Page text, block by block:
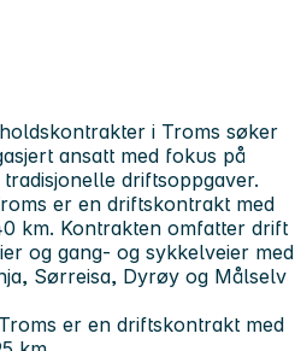
i Troms søker
ansatt med fokus på
driftsoppgaver.
er en driftskontrakt med
km. Kontrakten omfatter drift
og gang- og sykkelveier med
Sørreisa, Dyrøy og Målselv
er en driftskontrakt med